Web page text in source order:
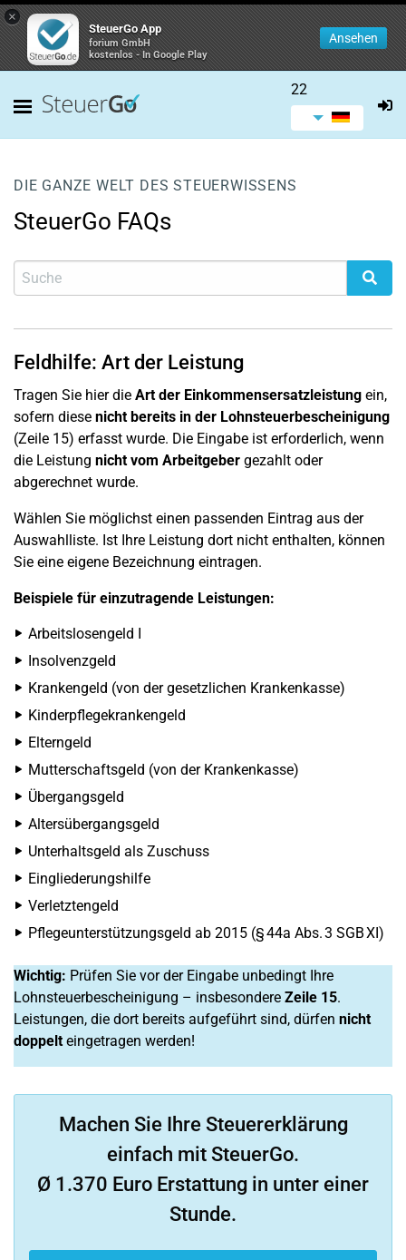
×
SteuerGo App
forium GmbH
kostenlos - In Google Play
Ansehen
22
DIE GANZE WELT DES STEUERWISSENS
SteuerGo FAQs
Feldhilfe: Art der Leistung
Tragen Sie hier die Art der Einkommensersatzleistung ein,
sofern diese nicht bereits in der Lohnsteuerbescheinigung
(Zeile 15) erfasst wurde. Die Eingabe ist erforderlich, wenn
die Leistung nicht vom Arbeitgeber gezahlt oder
abgerechnet wurde.
Wählen Sie möglichst einen passenden Eintrag aus der
Auswahlliste. Ist Ihre Leistung dort nicht enthalten, können
Sie eine eigene Bezeichnung eintragen.
Beispiele für einzutragende Leistungen:
Arbeitslosengeld I
Insolvenzgeld
Krankengeld (von der gesetzlichen Krankenkasse)
Kinderpflegekrankengeld
Elterngeld
Mutterschaftsgeld (von der Krankenkasse)
Übergangsgeld
Altersübergangsgeld
Unterhaltsgeld als Zuschuss
Eingliederungshilfe
Verletztengeld
Pflegeunterstützungsgeld ab 2015 (§ 44a Abs. 3 SGB XI)
Wichtig: Prüfen Sie vor der Eingabe unbedingt Ihre
Lohnsteuerbescheinigung – insbesondere Zeile 15.
Leistungen, die dort bereits aufgeführt sind, dürfen nicht
doppelteingetragen werden!
Machen Sie Ihre Steuererklärung
einfach mit SteuerGo.
Ø 1.370 Euro Erstattung in unter einer
Stunde.